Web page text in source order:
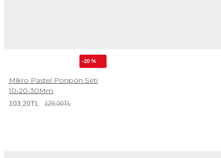
-20 %
Mikro Pastel Ponpon Seti
10-20-30Mm
103,20TL 129,00TL